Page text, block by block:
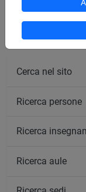
Cerca nel sito
Ricerca persone
Ricerca
Ricerca aule